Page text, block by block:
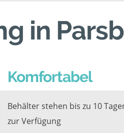
in
Komfortabel
Behälter stehen bis zu 10
zur Verfügung